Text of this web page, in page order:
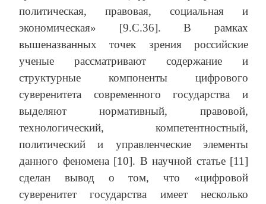
политическая, правовая, социальная и
экономическая» [9.С.36]. В рамках
вышеназванных точек зрения российские
ученые рассматривают содержание и
структурные компоненты цифрового
суверенитета современного государства и
выделяют нормативный, правовой,
технологический, компетентностный,
политический и управленческие элементы
данного феномена [10]. В научной статье [11]
сделан вывод о том, что «цифровой
суверенитет государства имеет несколько